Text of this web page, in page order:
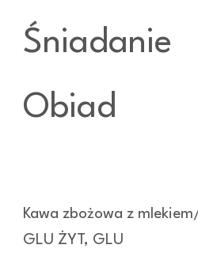
Śniadanie
Obiad
Kawa zbożowa z
GLU ŻYT, GLU